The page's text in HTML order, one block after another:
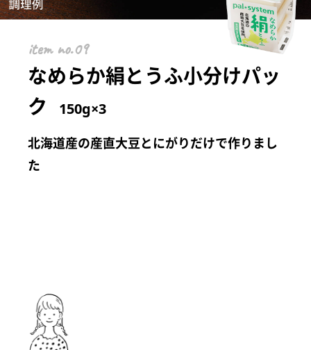
item
なめらか絹とうふ小分けパッ
ク
150g×3
北海道産の産直大豆とにがりだけで作りまし
た